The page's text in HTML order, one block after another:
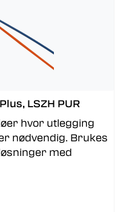
LSZH PUR
hvor utlegging
nødvendig. Brukes
med